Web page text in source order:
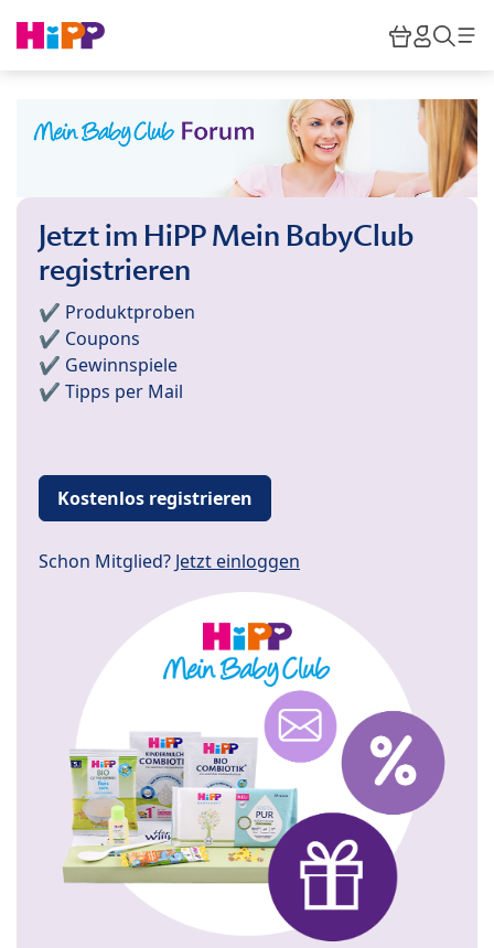
HiPP
Jetzt im HiPP Mein BabyClub
registrieren
✔️ Produktproben
✔️ Coupons
✔️ Gewinnspiele
✔️ Tipps per Mail
Kostenlos registrieren
Schon Mitglied? Jetzt einloggen